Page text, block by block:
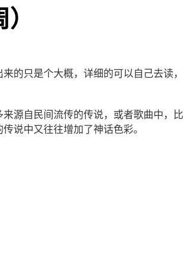
的只是个大概，详细的可以自己去读，
源自民间流传的传说，或者歌曲中，比
说中又往往增加了神话色彩。